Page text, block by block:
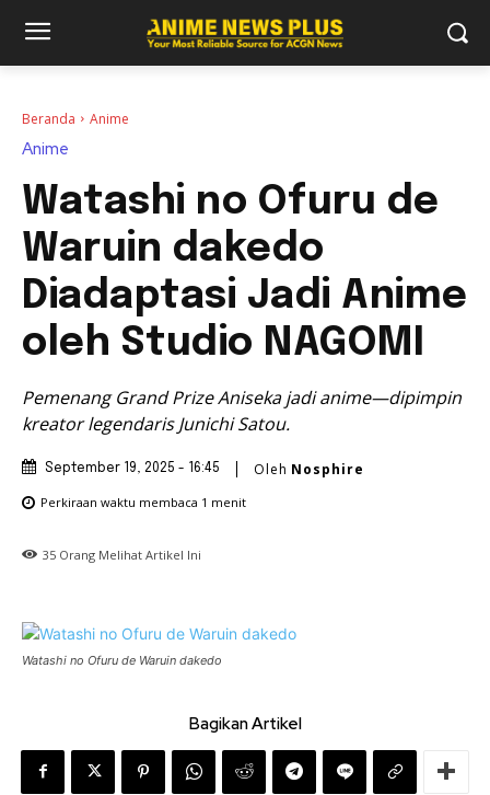
Beranda Anime
Anime
Watashi no Ofuru de
Waruin dakedo
Diadaptasi Jadi Anime
oleh Studio NAGOMI
Pemenang Grand Prize Aniseka jadi anime—dipimpin
kreator legendaris Junichi Satou.
September 19, 2025 - 16:45 Oleh Nosphire
Perkiraan waktu membaca 1 menit
35 Orang Melihat Artikel Ini
Watashi no Ofuru de Waruin dakedo
Bagikan Artikel